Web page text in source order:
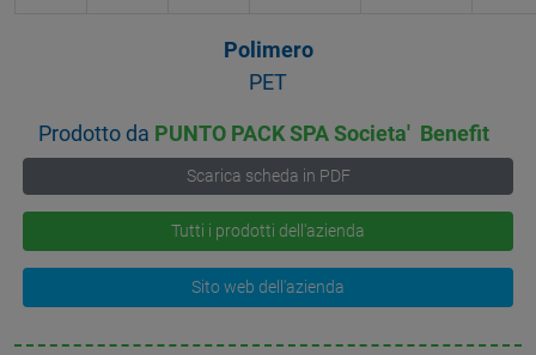
Polimero
PET
Prodotto da PUNTO PACK SPA Societa' Benefit
Scarica scheda in PDF
Tutti i prodotti dell'azienda
Sito web dell'azienda